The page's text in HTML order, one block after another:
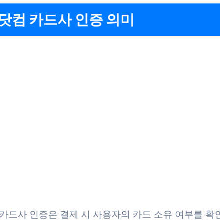
컴 카드사 인증 의미
드사 인증은 결제 시 사용자의 카드 소유 여부를 확